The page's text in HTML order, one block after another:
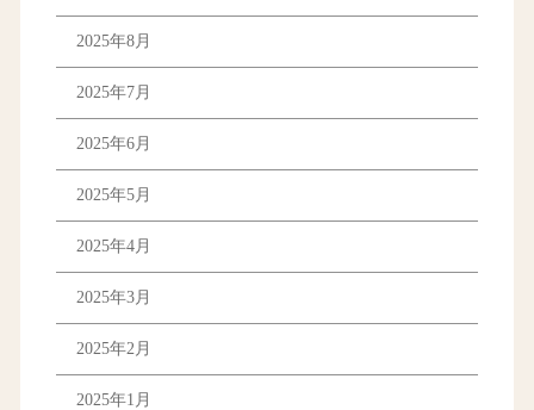
2025年8月
2025年7月
2025年6月
2025年5月
2025年4月
2025年3月
2025年2月
2025年1月